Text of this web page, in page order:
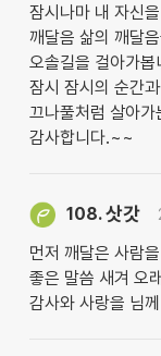
잠시나마 내 자신
깨달음 삶의 깨달
오솔길을 걸아가
잠시 잠시의 순간
끄나풀처럼 살아
감사합니다.~~
108.삿갓
먼저 깨달은 사람
좋은 말씀 새겨 오
감사와 사랑을 님